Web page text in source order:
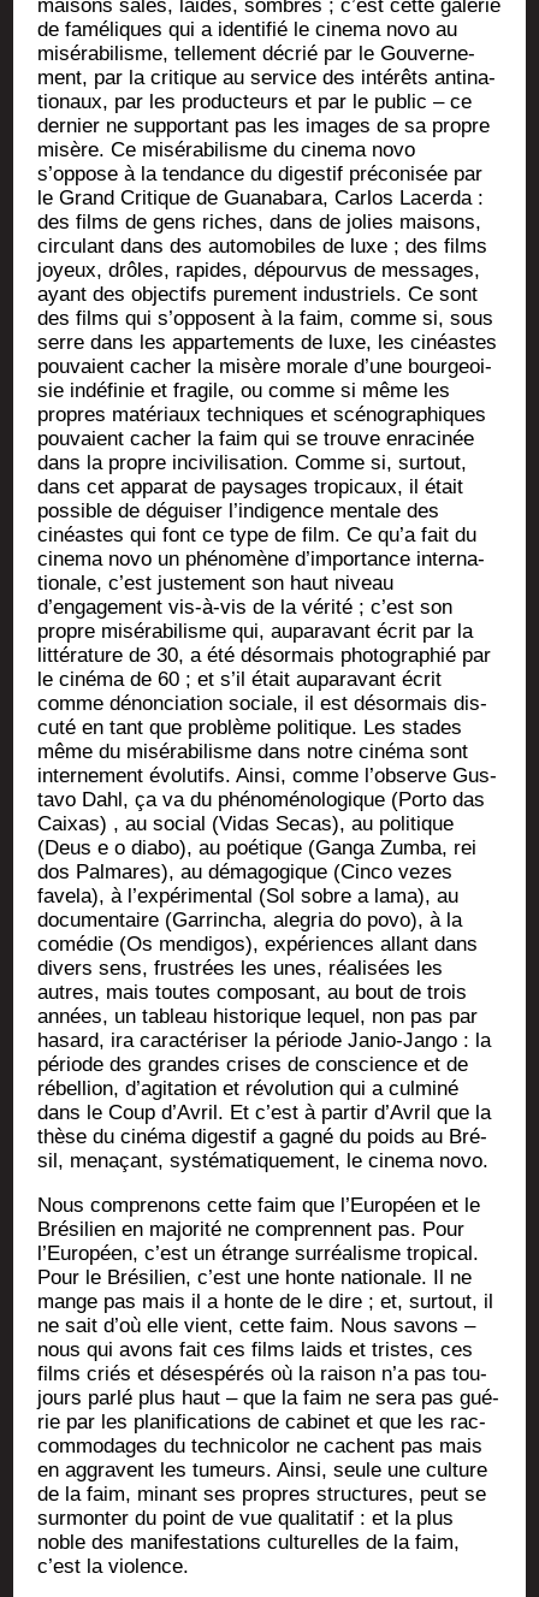
mai­sons sales, laides, sombres ; c’est cette gale­rie
de famé­liques qui a iden­ti­fié le cine­ma novo au
misé­ra­bi­lisme, tel­le­ment décrié par le Gou­ver­ne­
ment, par la cri­tique au ser­vice des inté­rêts anti­na­
tio­naux, par les pro­duc­teurs et par le public – ce
der­nier ne sup­por­tant pas les images de sa propre
misère. Ce misé­ra­bi­lisme du cine­ma novo
s’oppose à la ten­dance du diges­tif pré­co­ni­sée par
le Grand Cri­tique de Gua­na­ba­ra, Car­los Lacer­da :
des films de gens riches, dans de jolies mai­sons,
cir­cu­lant dans des auto­mo­biles de luxe ; des films
joyeux, drôles, rapides, dépour­vus de mes­sages,
ayant des objec­tifs pure­ment indus­triels. Ce sont
des films qui s’opposent à la faim, comme si, sous
serre dans les appar­te­ments de luxe, les cinéastes
pou­vaient cacher la misère morale d’une bour­geoi­
sie indé­fi­nie et fra­gile, ou comme si même les
propres maté­riaux tech­niques et scé­no­gra­phiques
pou­vaient cacher la faim qui se trouve enra­ci­née
dans la propre inci­vi­li­sa­tion. Comme si, sur­tout,
dans cet appa­rat de pay­sages tro­pi­caux, il était
pos­sible de dégui­ser l’indigence men­tale des
cinéastes qui font ce type de film. Ce qu’a fait du
cine­ma novo un phé­no­mène d’importance inter­na­
tio­nale, c’est jus­te­ment son haut niveau
d’engagement vis-à-vis de la véri­té ; c’est son
propre misé­ra­bi­lisme qui, aupa­ra­vant écrit par la
lit­té­ra­ture de 30, a été désor­mais pho­to­gra­phié par
le ciné­ma de 60 ; et s’il était aupa­ra­vant écrit
comme dénon­cia­tion sociale, il est désor­mais dis­
cu­té en tant que pro­blème poli­tique. Les stades
même du misé­ra­bi­lisme dans notre ciné­ma sont
inter­ne­ment évo­lu­tifs. Ain­si, comme l’observe Gus­
ta­vo Dahl, ça va du phé­no­mé­no­lo­gique (Por­to das
Caixas) , au social (Vidas Secas), au poli­tique
(Deus e o dia­bo), au poé­tique (Gan­ga Zum­ba, rei
dos Pal­mares), au déma­go­gique (Cin­co vezes
fave­la), à l’expérimental (Sol sobre a lama), au
docu­men­taire (Gar­rin­cha, ale­gria do povo), à la
comé­die (Os men­di­gos), expé­riences allant dans
divers sens, frus­trées les unes, réa­li­sées les
autres, mais toutes com­po­sant, au bout de trois
années, un tableau his­to­rique lequel, non pas par
hasard, ira carac­té­ri­ser la période Janio-Jan­go : la
période des grandes crises de conscience et de
rébel­lion, d’agitation et révo­lu­tion qui a culmi­né
dans le Coup d’Avril. Et c’est à par­tir d’Avril que la
thèse du ciné­ma diges­tif a gagné du poids au Bré­
sil, mena­çant, sys­té­ma­ti­que­ment, le cine­ma novo.
Nous com­pre­nons cette faim que l’Européen et le
Bré­si­lien en majo­ri­té ne com­prennent pas. Pour
l’Européen, c’est un étrange sur­réa­lisme tro­pi­cal.
Pour le Bré­si­lien, c’est une honte natio­nale. Il ne
mange pas mais il a honte de le dire ; et, sur­tout, il
ne sait d’où elle vient, cette faim. Nous savons –
nous qui avons fait ces films laids et tristes, ces
films criés et déses­pé­rés où la rai­son n’a pas tou­
jours par­lé plus haut – que la faim ne sera pas gué­
rie par les pla­ni­fi­ca­tions de cabi­net et que les rac­
com­mo­dages du tech­ni­co­lor ne cachent pas mais
en aggravent les tumeurs. Ain­si, seule une culture
de la faim, minant ses propres struc­tures, peut se
sur­mon­ter du point de vue qua­li­ta­tif : et la plus
noble des mani­fes­ta­tions cultu­relles de la faim,
c’est la violence.